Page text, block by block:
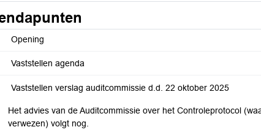
Opening
Vaststellen agenda
Vaststellen verslag auditcommissie d.d. 22 oktober 2025
Het advies van de Auditcommissie over het Controleprotocol
verwezen) volgt nog.